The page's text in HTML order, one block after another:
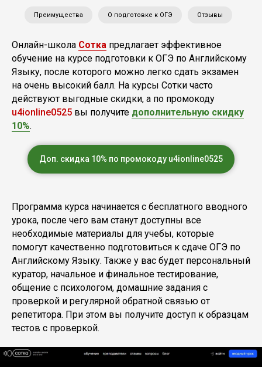
Преимущества О подготовке к ОГЭ Отзывы
Онлайн-школа Сотка предлагает эффективное
обучение на курсе подготовки к ОГЭ по Английскому
Языку, после которого можно легко сдать экзамен
на очень высокий балл. На курсы Сотки часто
действуют выгодные скидки, а по промокоду
u4ionline0525 вы получите дополнительную скидку
10%.
Доп. скидка 10% по промокоду u4ionline0525
Программа курса начинается с бесплатного вводного
урока, после чего вам станут доступны все
необходимые материалы для учебы, которые
помогут качественно подготовиться к сдаче ОГЭ по
Английскому Языку. Также у вас будет персональный
куратор, начальное и финальное тестирование,
общение с психологом, домашние задания с
проверкой и регулярной обратной связью от
репетитора. При этом вы получите доступ к образцам
тестов с проверкой.